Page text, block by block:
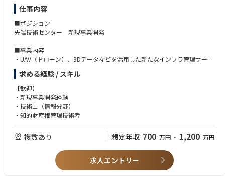
仕事内容
■ポジション
先端技術センター 新規事業開発
■事業内容
・UAV（ドローン）、3Dデータなどを活用した新たなインフラ管理サービ
スを開発
・点群データを3Dモデル化し鉄筋出来形を計測、また下水道管路調査デー
タからVRを構築して維持管理に活用するなど、不可視部のモデル化と維持
管理の効率化
・車載カメラや高密度レーザで取得した点群データから、トンネルの変状
を客観的に判定する技術開発
・知的財産の戦略立案
求める経験 / スキル
【歓迎】
・新規事業開発経験
・技術士（情報分野）
・知的財産権管理技術者
複数あり 想定年収 700 万円 ~ 1,200 万円
求人エントリー